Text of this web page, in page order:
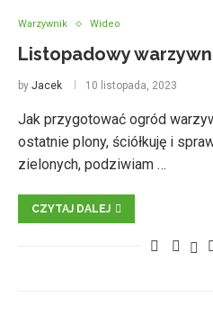
Warzywnik Wideo
Listopadowy
by Jacek 10 listopada, 2023
Jak przygotować ogród
ostatnie plony, ściółkuję i
zielonych, podziwiam …
CZYTAJ DALEJ